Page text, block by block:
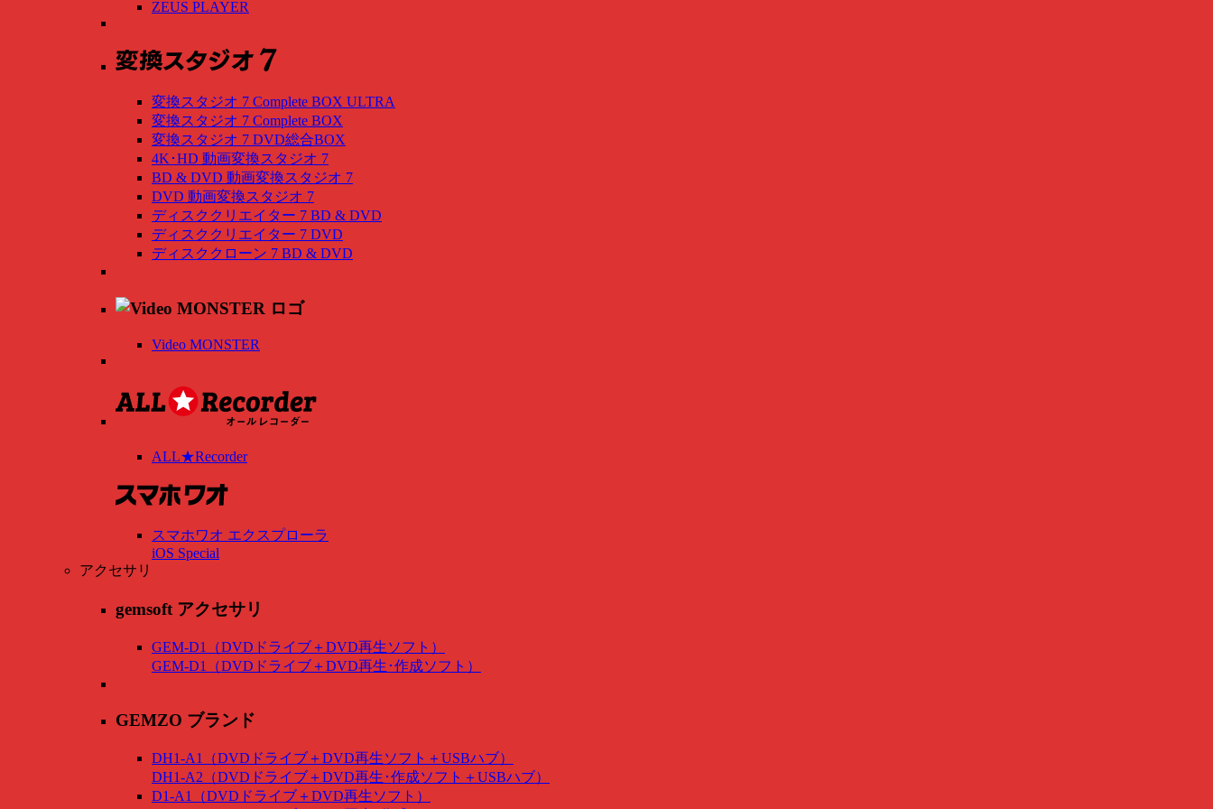
ZEUS PLAYER
変換スタジオ 7 Complete BOX ULTRA
変換スタジオ 7 Complete BOX
変換スタジオ 7 DVD総合BOX
4K･HD 動画変換スタジオ 7
BD & DVD 動画変換スタジオ 7
DVD 動画変換スタジオ 7
ディスククリエイター 7 BD & DVD
ディスククリエイター 7 DVD
ディスククローン 7 BD & DVD
Video MONSTER
ALL★Recorder
スマホワオ エクスプローラ
iOS Special
アクセサリ
gemsoft アクセサリ
GEM-D1（DVDドライブ＋DVD再生ソフト）
GEM-D1（DVDドライブ＋DVD再生･作成ソフト）
GEMZO ブランド
DH1-A1（DVDドライブ＋DVD再生ソフト＋USBハブ）
DH1-A2（DVDドライブ＋DVD再生･作成ソフト＋USBハブ）
D1-A1（DVDドライブ＋DVD再生ソフト）